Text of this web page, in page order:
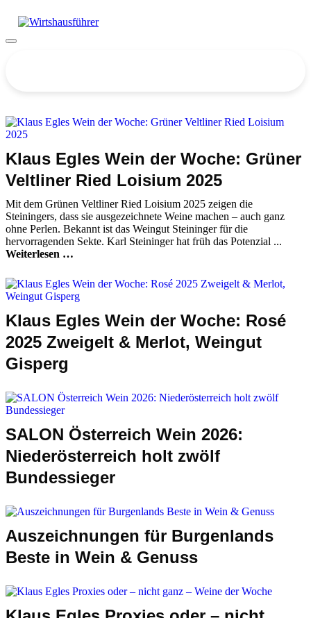
Inhalt
Menü
Klaus Egles Wein der Woche: Grüner
Veltliner Ried Loisium 2025
Mit dem Grünen Veltliner Ried Loisium 2025 zeigen die
Steiningers, dass sie ausgezeichnete Weine machen – auch ganz
ohne Perlen. Bekannt ist das Weingut Steininger für die
hervorragenden Sekte. Karl Steininger hat früh das Potenzial ...
Weiterlesen …
Klaus Egles Wein der Woche: Rosé
2025 Zweigelt & Merlot, Weingut
Gisperg
SALON Österreich Wein 2026:
Niederösterreich holt zwölf
Bundessieger
Auszeichnungen für Burgenlands
Beste in Wein & Genuss